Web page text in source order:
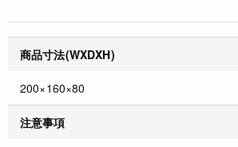
商品寸法(WXDXH)
200×160×80
注意事項